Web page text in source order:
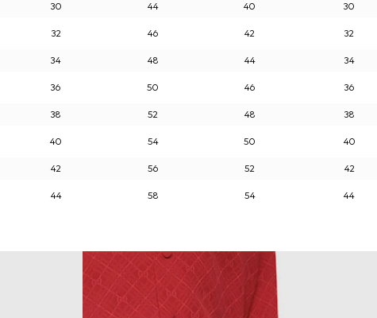
30 44 40 30
32 46 42 32
34 48 44 34
36 50 46 36
38 52 48 38
40 54 50 40
42 56 52 42
44 58 54 44